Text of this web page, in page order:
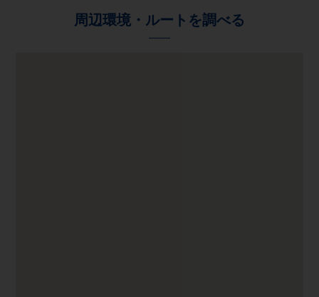
周辺環境・ルートを調べる